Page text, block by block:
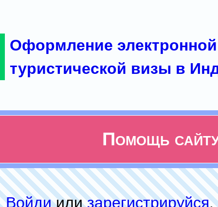
Оформление электронной
туристической визы в
Помощь
Войдиилизарeгиcтpируйся,